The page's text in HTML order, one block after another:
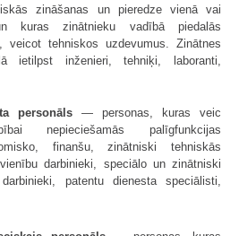
zināšanas un pieredze vienā vai
kuras zinātnieku vadībā piedalās
veicot tehniskos uzdevumus. Zinātnes
ietilpst inženieri, tehniķi, laboranti,
personāls — personas, kuras veic
nepieciešamās palīgfunkcijas
finanšu, zinātniski tehniskās
darbinieki, speciālo un zinātniski
patentu dienesta speciālisti,